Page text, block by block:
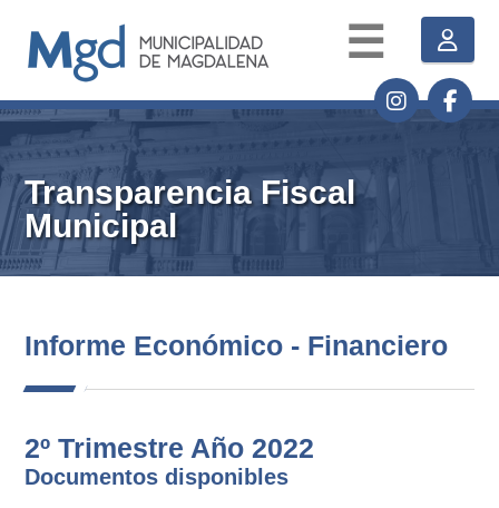
☰
Transparencia Fiscal
Municipal
Informe Económico - Financiero
2º Trimestre Año 2022
Documentos disponibles